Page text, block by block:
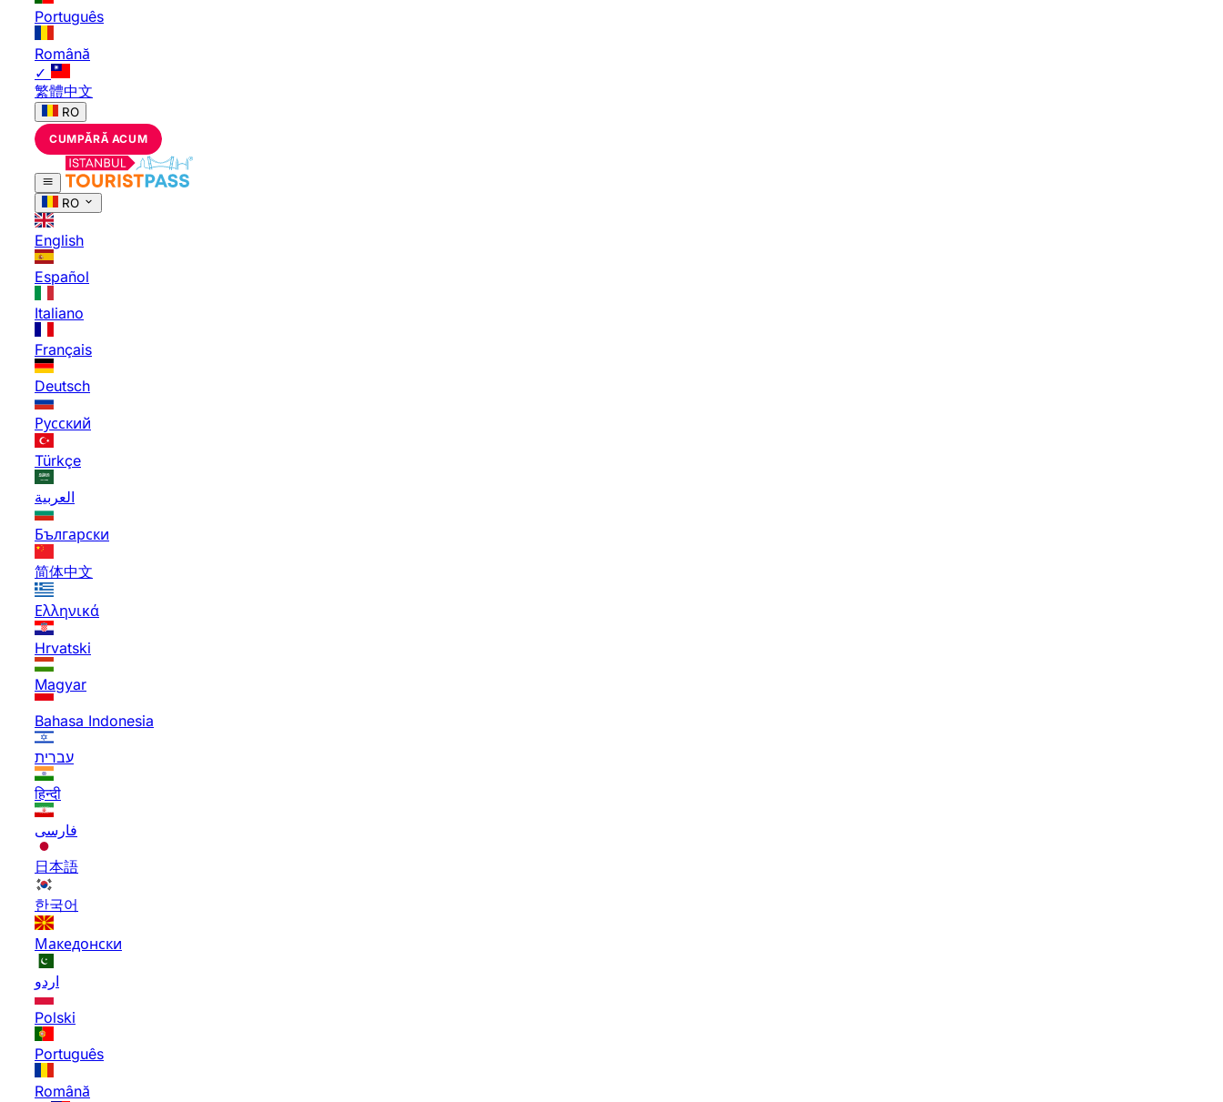
Português
Română
✓
繁體中文
RO
CUMPĂRĂ ACUM
RO
English
Español
Italiano
Français
Deutsch
Русский
Türkçe
العربية
Български
简体中文
Ελληνικά
Hrvatski
Magyar
Bahasa Indonesia
עברית
हिन्दी
فارسی
日本語
한국어
Македонски
اردو
Polski
Português
Română